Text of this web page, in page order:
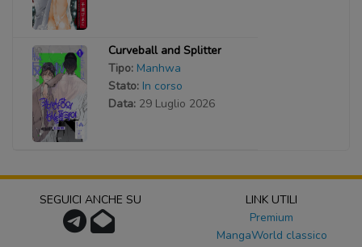
Curveball and Splitter
Tipo: Manhwa
Stato: In corso
Data: 29 Luglio 2026
SEGUICI ANCHE SU
LINK UTILI
Premium
MangaWorld classico